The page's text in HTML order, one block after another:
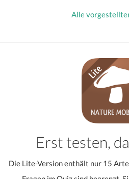
Alle
Erst testen,
Die Lite-Version enthält nur 15